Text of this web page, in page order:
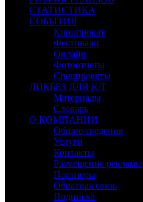
СТАТИСТИКА
СОБЫТИЯ
Кинопрокат
Фестивали
Онлайн
Фотоотчеты
Спецпроекты
ЛИКБЕЗ ДЛЯ К/Т
Материалы
Словарь
О КОМПАНИИ
Общие сведения
Услуги
Контакты
Размещение рекламы
Партнеры
Обратная связь
Подписка